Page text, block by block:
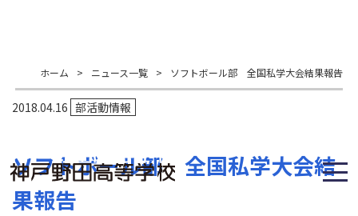
ホーム > ニュース一覧 > ソフトボール部 全国私学大会結果報告
2018.04.16 部活動情報
ソフトボール部 全国私学大会結
果報告